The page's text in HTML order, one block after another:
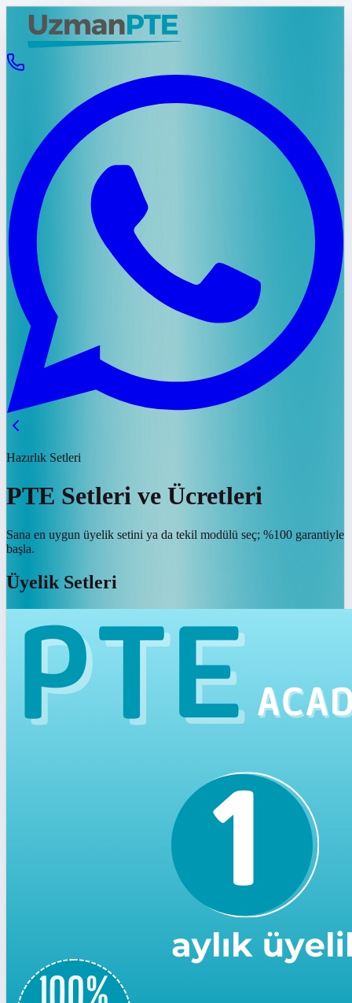
Hazırlık Setleri
PTE Setleri ve Ücretleri
Sana en uygun üyelik setini ya da tekil modülü seç; %100 garantiyle
başla.
Üyelik Setleri